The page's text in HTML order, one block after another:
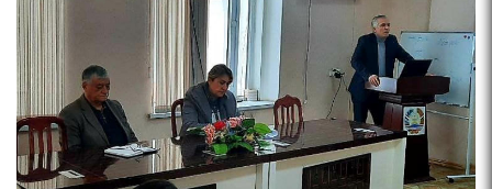
ФИРДАВСӢ ВА ДАҚИҚӢ